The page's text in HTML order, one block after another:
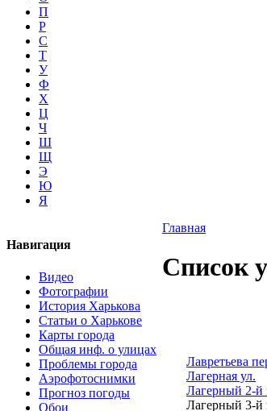
П
Р
С
Т
У
Ф
Х
Ц
Ч
Ш
Щ
Э
Ю
Я
Навигация
Видео
Фотографии
История Харькова
Статьи о Харькове
Карты города
Общая инф. о улицах
Проблемы города
Аэрофотоснимки
Прогноз погоды
Обои
Главная
Список
Лавретьева
Лагерная ул.
Лагерный 2-й
Лагерный 3-й